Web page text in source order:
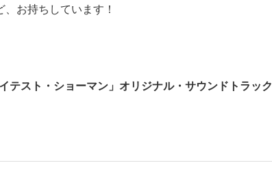
お持ちしています！
ト・ショーマン」オリジナル・サウンドトラック